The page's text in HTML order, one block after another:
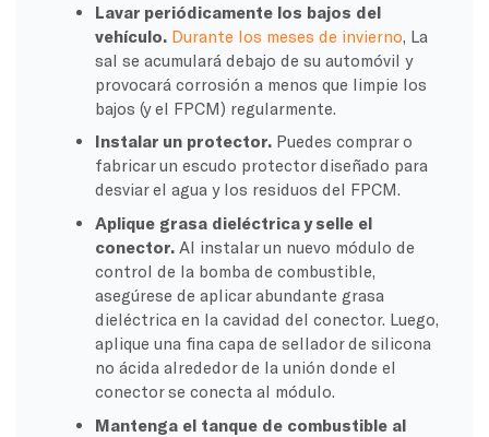
Lavar periódicamente los bajos del
vehículo. Durante los meses de invierno , La
sal se acumulará debajo de su automóvil y
provocará corrosión a menos que limpie los
bajos (y el FPCM) regularmente.
Instalar un protector. Puedes comprar o
fabricar un escudo protector diseñado para
desviar el agua y los residuos del FPCM.
Aplique grasa dieléctrica y selle el
conector. Al instalar un nuevo módulo de
control de la bomba de combustible,
asegúrese de aplicar abundante grasa
dieléctrica en la cavidad del conector. Luego,
aplique una fina capa de sellador de silicona
no ácida alrededor de la unión donde el
conector se conecta al módulo.
Mantenga el tanque de combustible al